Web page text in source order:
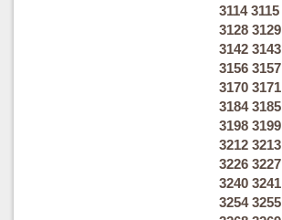
3114 3115
3128 3129
3142 3143
3156 3157
3170 3171
3184 3185
3198 3199
3212 3213
3226 3227
3240 3241
3254 3255